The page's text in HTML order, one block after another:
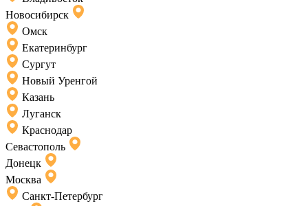
Новосибирск
Омск
Екатеринбург
Сургут
Новый Уренгой
Казань
Луганск
Краснодар
Севастополь
Донецк
Москва
Санкт-Петербург